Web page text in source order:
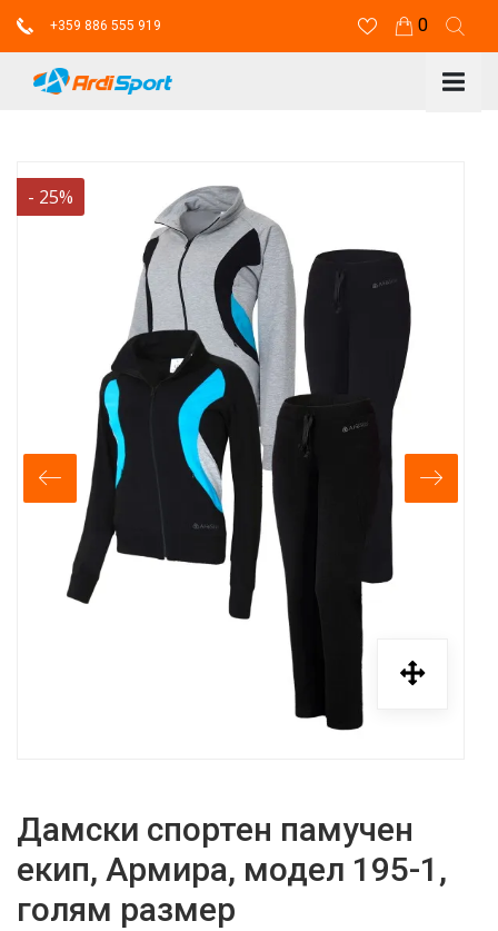
+359 886 555 919 0
- 25%
Дамски спортен памучен
екип, Армира, модел 195-1,
голям размер